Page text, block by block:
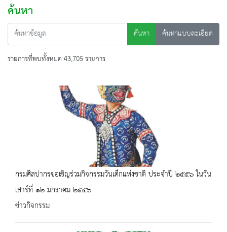
ค้นหา
ค้นหา
ค้นหาแบบละเอียด
รายการที่พบทั้งหมด 43,705 รายการ
กรมศิลปากรขอเชิญร่วมกิจกรรมวันเด็กแห่งชาติ ประจำปี ๒๕๕๖ ในวัน
เสาร์ที่ ๑๒ มกราคม ๒๕๕๖
ข่าวกิจกรรม